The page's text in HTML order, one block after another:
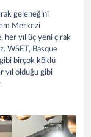
geleneğini
Merkezi
her yıl üç yeni çırak
WSET, Basque
birçok köklü
yıl olduğu gibi